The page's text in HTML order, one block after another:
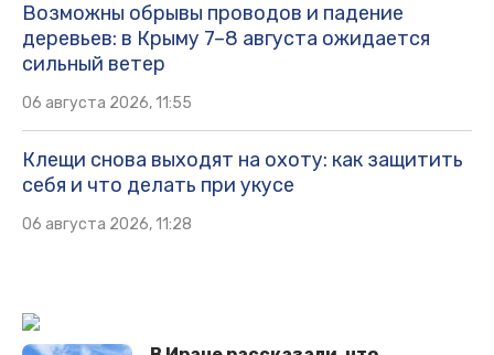
Возможны обрывы проводов и падение
деревьев: в Крыму 7–8 августа ожидается
сильный ветер
06 августа 2026, 11:55
Клещи снова выходят на охоту: как защитить
себя и что делать при укусе
06 августа 2026, 11:28